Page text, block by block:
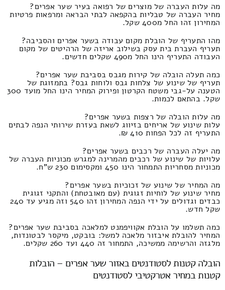
מה עלות העברה של מוצרים של רפואה בעיר שער אפרים?
מחיר העברה של טבליות בהקפאה לבתי הבראה ומרפאות פרטיות
המחירון זהו החל מ400 שקל.
מהו התעריף של הובלת מקום עבודה בשער אפרים והסביבה?
תעריף העברת בית עסק בשילוב אריזה של הרהיטים של מקום
העבודה התעריף הינו החל מ490 שקלים חדשים.
כמה תעלה הובלה של קירות מגבס בסביבת שער אפרים?
תעריף של שינוע של צלחות גבס ולוחות גבס? בתמזוגת של
הטענה על-גבי משטח הקרטון ופירוק המחיר הינו החל מועד 300
שקל. בהתאם לכמות.
מה עלות הובלה של רצפות בשער אפרים?
עלות שינוע של אריחים בזיווג לשאת בעזרת שירותי הנפה לבתים
התעריף זה לכל הפחות 410 ₪.
מה יעלה העברה של רכבים בשער אפרים?
עלויות של שינוע של רכבים מהמרינה למגרש מכוניות העברה של
מכוניות מסחריות התמחור הינו 450 ומקסימום 230 ש"ח.
מה המחיר של שינוע של זכוכיות בשער אפרים?
מחיר שינוע של לוחיות זגוגית (עם מאובטחת) והתקני זגוגית
כבדים וגדולים על ידי הנפה המחירון זהו 540 וזה מגיע עד 240
שקל חדש.
כמה תשלמו על הובלת אקוויפמנט למלאכה בסביבת שער אפרים?
המחיר להובלת איבזור מלאכה למשל: בובקט, מיקסר לבטונדות,
מלגזה והרשימה ממשיכה, התמחור זה 440 ועד 260 שקלים.
הובלה קטנות לסטודנטים באזור שער אפרים – הובלות
קטנות במחיר אטרקטיבי לסטודנטים